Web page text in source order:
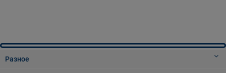
Разное